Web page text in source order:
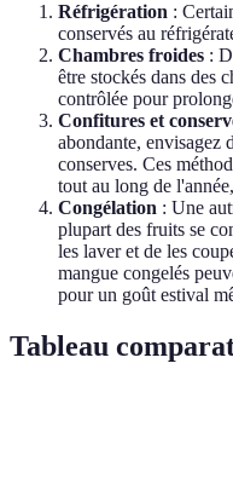
Réfrigération :
conservés au
Chambres froides :
être stockés dans des
contrôlée pour
Confitures et
abondante, envisagez
conserves. Ces
tout au long de
Congélation : Une
plupart des fruits se
les laver et de les
mangue congelés
pour un goût estival
Tableau